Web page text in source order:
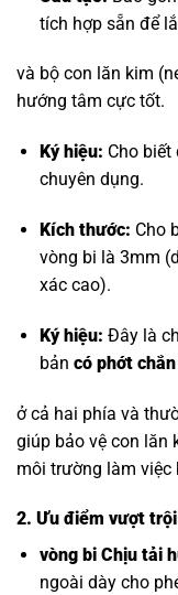
tích hợp sẵn để
và bộ con lăn kim
hướng tâm cực tốt.
Ký hiệu: Cho
chuyên dụng.
Kích thước: Cho
vòng bi là 3mm
xác cao).
Ký hiệu: Đây là
bản có phớt
ở cả hai phía và
giúp bảo vệ con lăn
môi trường làm việc
2. Ưu điểm vượt trội
vòng bi Chịu tải
ngoài dày cho